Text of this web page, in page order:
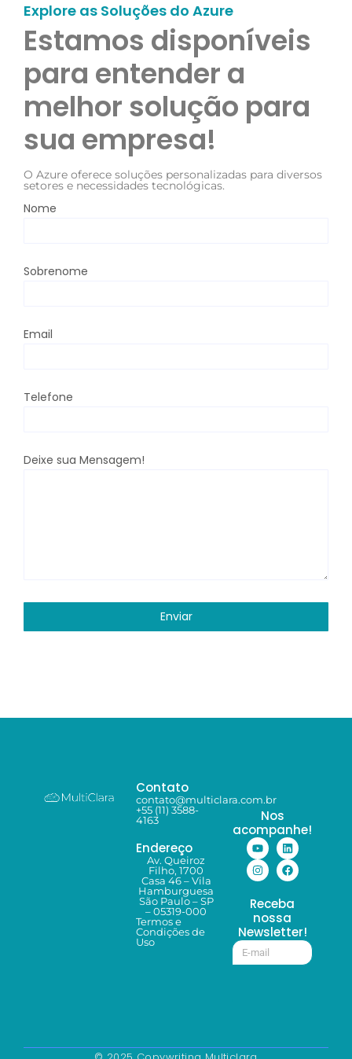
Explore as Soluções do Azure
Estamos disponíveis
para entender a
melhor solução para
sua empresa!
O Azure oferece soluções personalizadas para diversos
setores e necessidades tecnológicas.
Nome
Sobrenome
Email
Telefone
Deixe sua Mensagem!
Enviar
Contato
contato@multiclara.com.br
+55 (11) 3588-
4163
Endereço
Av. Queiroz
Filho, 1700
Casa 46 – Vila
Hamburguesa
São Paulo – SP
– 05319-000
Termos e
Condições de
Uso
Nos
acompanhe!
Receba
nossa
Newsletter!